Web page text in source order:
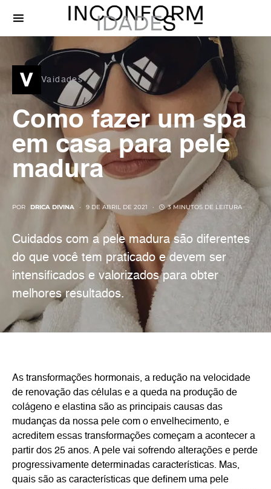
v Vaidades
Como fazer um spa
em casa para pele
madura
POR DRICA DIVINA 9 DE ABRIL DE 2021 3 MINUTOS DE LEITURA
Cuidados com a pele madura são diferentes
do que você tem praticado e devem ser
intensificados e valorizados para obter
melhores resultados.
As transformações hormonais, a redução na velocidade
de renovação das células e a queda na produção de
colágeno e elastina são as principais causas das
mudanças da nossa pele com o envelhecimento, e
acreditem essas transformações começam a acontecer a
partir dos 25 anos. A pele vai sofrendo alterações e perde
progressivamente determinadas características. Mas,
quais são as características que definem uma pele